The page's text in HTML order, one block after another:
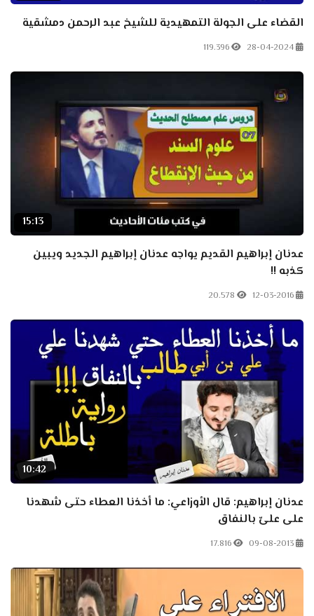
القضاء على الجولة التمهيدية للشيخ عبد الرحمن دمشقية
28-04-2024
119.396
15:13
عدنان إبراهيم القديم يواجه عدنان إبراهيم الجديد ويبين
كذبه !!
12-03-2016
20.578
10:42
عدنان إبراهيم: قال الأوزاعي: ما أخذنا العطاء حتى شهدنا
على علىّ بالنفاق
09-08-2013
17.816